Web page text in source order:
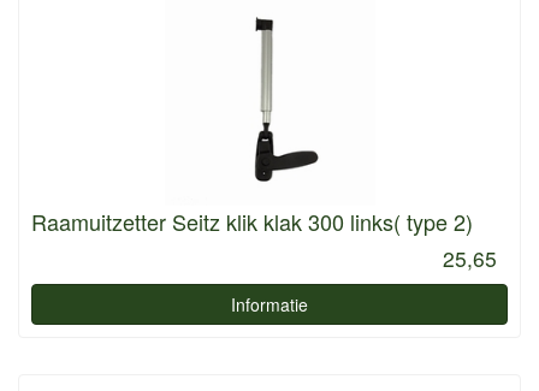
Raamuitzetter Seitz klik klak 300 links( type 2)
25,65
Informatie